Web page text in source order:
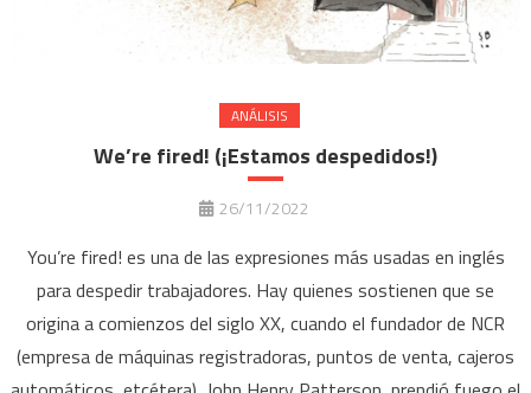
ANÁLISIS
We’re fired! (¡Estamos despedidos!)
26/11/2022
You’re fired! es una de las expresiones más usadas en inglés
para despedir trabajadores. Hay quienes sostienen que se
origina a comienzos del siglo XX, cuando el fundador de NCR
(empresa de máquinas registradoras, puntos de venta, cajeros